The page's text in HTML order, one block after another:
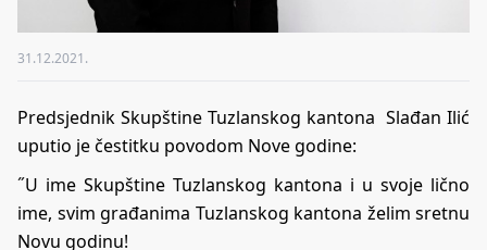
31.12.2021.
Predsjednik Skupštine Tuzlanskog kantona Slađan Ilić
uputio je čestitku povodom Nove godine:
˝U ime Skupštine Tuzlanskog kantona i u svoje lično
ime, svim građanima Tuzlanskog kantona želim sretnu
Novu godinu!